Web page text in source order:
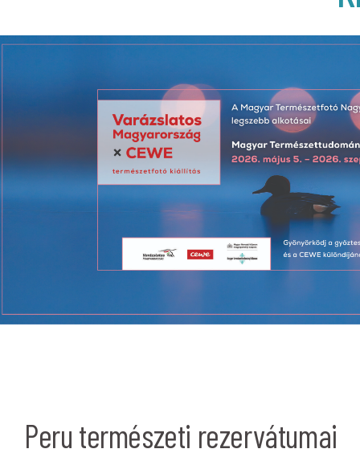
Peru természeti rezervátumai